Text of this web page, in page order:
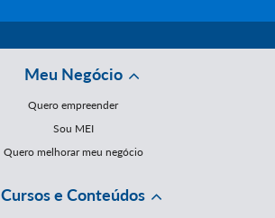
Meu Negócio
Quero empreender
Sou MEI
Quero melhorar meu negócio
Cursos e Conteúdos